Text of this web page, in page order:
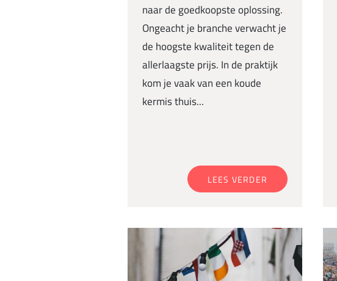
naar de goedkoopste oplossing.
Ongeacht je branche verwacht je
de hoogste kwaliteit tegen de
allerlaagste prijs. In de praktijk
kom je vaak van een koude
kermis thuis...
LEES VERDER